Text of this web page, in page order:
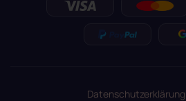
Datenschutzerklärung